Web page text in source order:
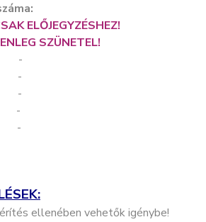
ELŐJEGYZÉSHEZ!
SZÜNETEL!
-
-
-
-
-
ellenében vehetők igénybe!